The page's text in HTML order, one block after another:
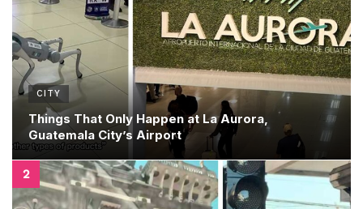
CITY
Things That Only Happen at La Aurora,
Guatemala City’s Airport